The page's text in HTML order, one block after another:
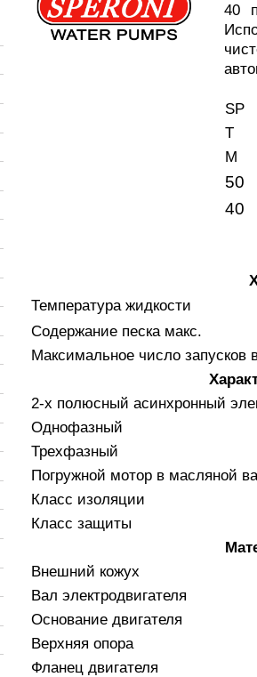
40
SP
T
M
50
40
Температура жидкости
Содержание песка макс.
Максимальное число запусков
2-х полюсный асинхронный
Однофазный
Трехфазный
Погружной мотор в масляной
Класс изоляции
Класс защиты
Внешний кожух
Вал электродвигателя
Основание двигателя
Верхняя опора
Фланец двигателя